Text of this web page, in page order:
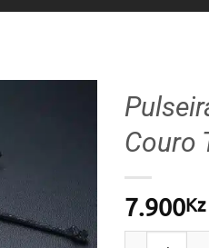
Couro
7.900Kz